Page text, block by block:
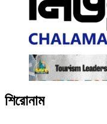
শিরোনাম